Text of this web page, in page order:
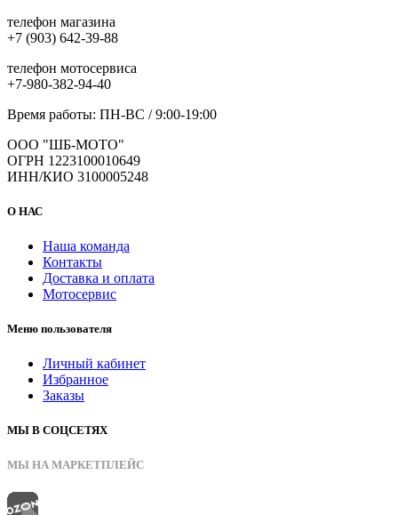
телефон магазина
+7 (903) 642-39-88
телефон мотосервиса
+7-980-382-94-40
Время работы: ПН-ВС / 9:00-19:00
ООО "ШБ-МОТО"
ОГРН 1223100010649
ИНН/КИО 3100005248
О НАС
Наша команда
Контакты
Доставка и оплата
Мотосервис
Меню пользователя
Личный кабинет
Избранное
Заказы
МЫ В СОЦСЕТЯХ
МЫ НА МАРКЕТПЛЕЙС